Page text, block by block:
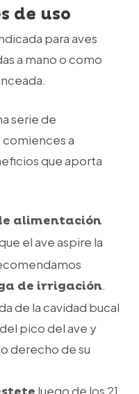
de uso
para aves
a mano o como
serie de
a
que aporta
alimentación
el ave aspire la
de irrigación.
de la cavidad bucal
pico del ave y
derecho de su
luego de los 21